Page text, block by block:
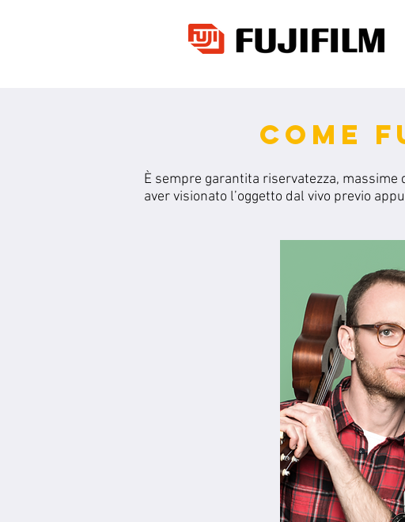
COME
È sempre garantita riservatezza,
aver visionato l’oggetto dal vivo previo